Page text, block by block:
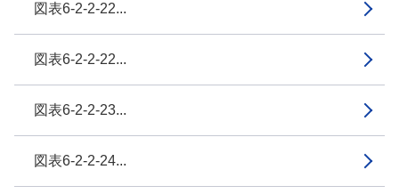
図表6-2-2-22...
図表6-2-2-22...
図表6-2-2-23...
図表6-2-2-24...